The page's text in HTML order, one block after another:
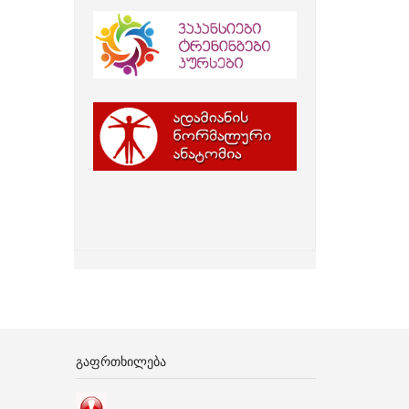
ᲒᲐᲤᲠᲗᲮᲘᲚᲔᲑᲐ